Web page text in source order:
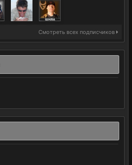
Смотреть всех подписчиков